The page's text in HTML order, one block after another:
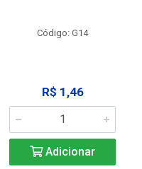
Código: G14
R$ 1,46
Adicionar